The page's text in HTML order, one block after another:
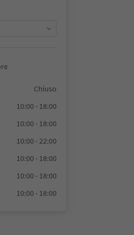
Chiuso
10:00 - 18:00
10:00 - 18:00
10:00 - 22:00
10:00 - 18:00
10:00 - 18:00
10:00 - 18:00